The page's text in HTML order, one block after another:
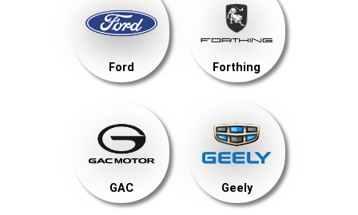
Ford Forthing
GAC Geely